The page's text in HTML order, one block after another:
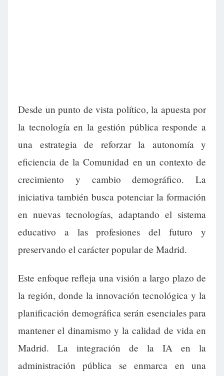
Desde un punto de vista político, la apuesta por
la tecnología en la gestión pública responde a
una estrategia de reforzar la autonomía y
eficiencia de la Comunidad en un contexto de
crecimiento y cambio demográfico. La
iniciativa también busca potenciar la formación
en nuevas tecnologías, adaptando el sistema
educativo a las profesiones del futuro y
preservando el carácter popular de Madrid.
Este enfoque refleja una visión a largo plazo de
la región, donde la innovación tecnológica y la
planificación demográfica serán esenciales para
mantener el dinamismo y la calidad de vida en
Madrid. La integración de la IA en la
administración pública se enmarca en una